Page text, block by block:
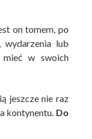
on tomem, po
wydarzenia lub
w swoich
jeszcze nie raz
kontynentu. Do